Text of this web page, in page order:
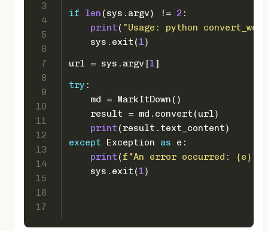
3
4
5
6
7
8
9
10
11
12
13
14
15
16
17
if
len (sys.argv) != 2 :
print ( "Usage: python
    sys.exit(
1)
url = sys.argv[1]
try :
    md = MarkItDown()
    result = md.convert(url)
print (result.text_content)
except Exception as e:
print (f"An error occurred: {e}
    sys.exit(
1)